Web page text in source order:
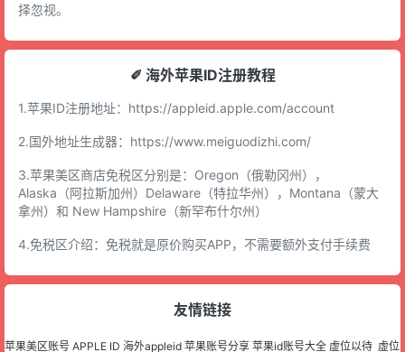
择忽视。
✐ 海外苹果ID注册教程
1.苹果ID注册地址： https://appleid.apple.com/account
2.国外地址生成器： https://www.meiguodizhi.com/
3.苹果美区商店免税区分别是：Oregon（俄勒冈州），
Alaska（阿拉斯加州）Delaware（特拉华州），Montana（蒙大
拿州）和 New Hampshire（新罕布什尔州）
4.免税区介绍：免税就是原价购买APP，不需要额外支付手续费
友情链接
苹果美区账号 APPLE ID 海外appleid 苹果账号分享 苹果id账号大全 虚位以待 虚位